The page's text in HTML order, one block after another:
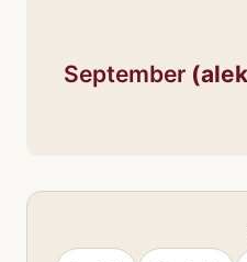
September